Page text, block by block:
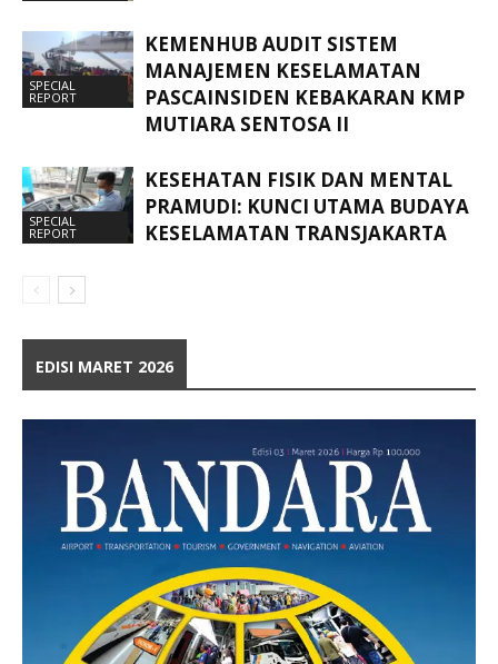
SPECIAL
REPORT
KEMENHUB AUDIT SISTEM
MANAJEMEN KESELAMATAN
PASCAINSIDEN KEBAKARAN KMP
MUTIARA SENTOSA II
SPECIAL
REPORT
KESEHATAN FISIK DAN MENTAL
PRAMUDI: KUNCI UTAMA BUDAYA
KESELAMATAN TRANSJAKARTA
EDISI MARET 2026